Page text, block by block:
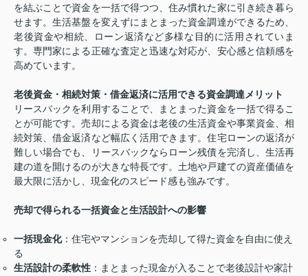
を結ぶことで資金を一括で得つつ、住み慣れた家に引き続き暮ら
せます。生活基盤を変えずにまとまった資金調達ができるため、
老後資金や相続、ローン返済など多様な目的に活用されていま
す。専門家による正確な査定と迅速な対応が、安心感と信頼感を
高めています。
老後資金・相続対策・借金返済に活用できる資金調達メリット
リースバックを利用することで、まとまった資金を一括で得るこ
とが可能です。売却による資金は老後の生活資金や事業資金、相
続対策、借金返済など幅広く活用できます。住宅ローンの返済が
難しい場合でも、リースバックならローン残債を完済し、生活再
建の道を開けるのが大きな特長です。土地や戸建ての資産価値を
最大限に活かし、現金化のスピード感も強みです。
売却で得られる一括資金と生活設計への影響
一括現金化：住宅やマンションを売却して得た資金を自由に使え
る
生活設計の柔軟性 ：まとまった現金が入ることで老後設計や家計